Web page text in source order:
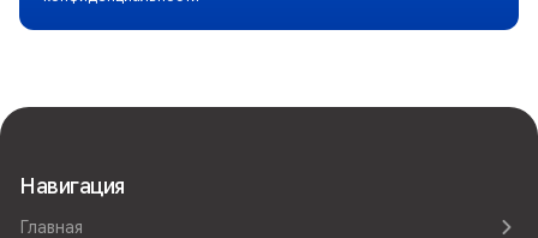
Навигация
Главная